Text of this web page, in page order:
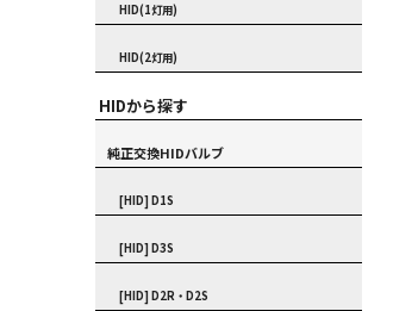
HID(1灯用)
HID(2灯用)
HIDから探す
純正交換HIDバルブ
[HID] D1S
[HID] D3S
[HID] D2R・D2S